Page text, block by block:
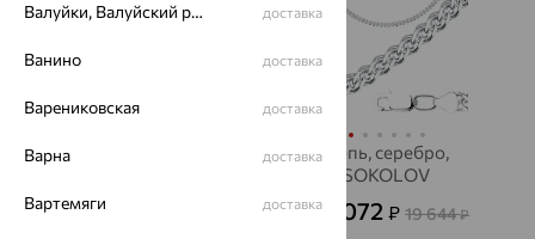
Цепь, серебро,
SOKOLOV
от 7 072₽ 19 644₽
Валуйки, Валуйский район доставка
Ванино доставка
Варениковская доставка
Варна доставка
Вартемяги доставка